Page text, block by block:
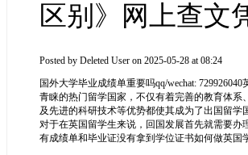
区别》网上查文
Posted by Deleted User on 2025-05-28 at 08:24
国外大学毕业成绩单重要吗qq/wechat:
青睐的热门留学国家，不仅有着完善的教育体系
及先进的科研技术等优势都使其成为了出国留学
对于在英国留学生来说，回国发展首先就需要办
有成绩单和毕业证没有拿到学位证书如何做英国